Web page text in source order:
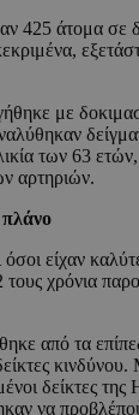
425 άτομα σε
με
των 63
αρτηριών.
είχαν
χρόνια
από τα
δείκτες
να